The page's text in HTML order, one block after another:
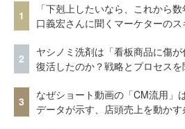
1
「下剋上したいなら、これから
口義宏さんに聞くマーケターの
2
ヤシノミ洗剤は「看板商品に傷
復活したのか？戦略とプロセスを
3
なぜショート動画の「CM流用」
データが示す、店頭売上を動かす